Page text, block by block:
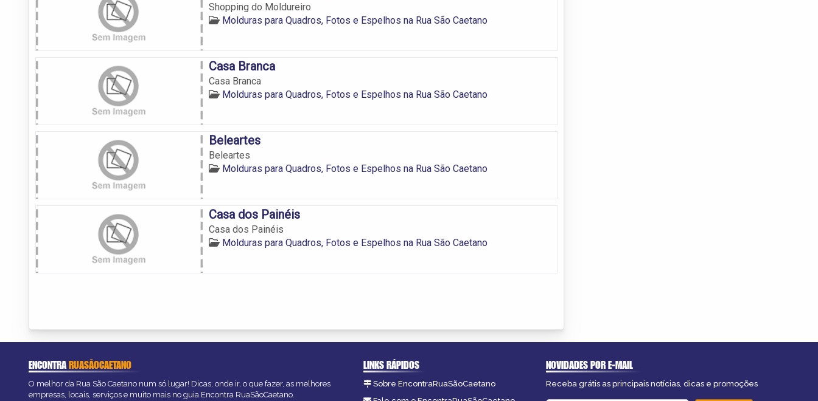
Shopping do Moldureiro
Molduras para Quadros, Fotos e Espelhos na Rua São Caetano
Casa Branca
Casa Branca
Molduras para Quadros, Fotos e Espelhos na Rua São Caetano
Beleartes
Beleartes
Molduras para Quadros, Fotos e Espelhos na Rua São Caetano
Casa dos Painéis
Casa dos Painéis
Molduras para Quadros, Fotos e Espelhos na Rua São Caetano
ENCONTRARUASÃOCAETANO
O melhor da Rua São Caetano num só lugar! Dicas, onde ir, o que fazer, as melhores
empresas, locais, serviços e muito mais no guia Encontra RuaSãoCaetano.
LINKS RÁPIDOS
Sobre EncontraRuaSãoCaetano
NOVIDADES POR E-MAIL
Receba grátis as principais notícias, dicas e promoções